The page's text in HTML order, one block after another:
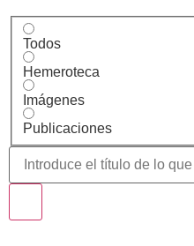
Todos
Hemeroteca
Imágenes
Publicaciones